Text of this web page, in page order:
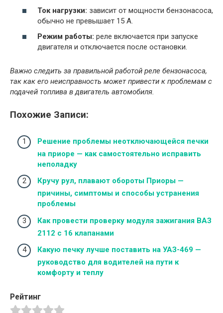
Ток нагрузки: зависит от мощности бензонасоса,
обычно не превышает 15 А.
Режим работы: реле включается при запуске
двигателя и отключается после остановки.
Важно следить за правильной работой реле бензонасоса,
так как его неисправность может привести к проблемам с
подачей топлива в двигатель автомобиля.
Похожие Записи:
Решение проблемы неотключающейся печки
на приоре — как самостоятельно исправить
неполадку
Кручу рул, плавают обороты Приоры —
причины, симптомы и способы устранения
проблемы
Как провести проверку модуля зажигания ВАЗ
2112 с 16 клапанами
Какую печку лучше поставить на УАЗ-469 —
руководство для водителей на пути к
комфорту и теплу
Рейтинг